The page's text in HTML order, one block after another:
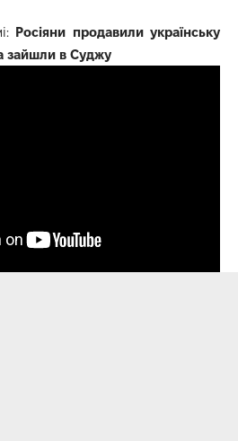
Росіяни продавили українську
зайшли в Суджу